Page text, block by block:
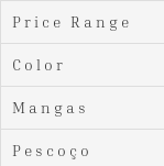
Price Range
Color
Mangas
Pescoço